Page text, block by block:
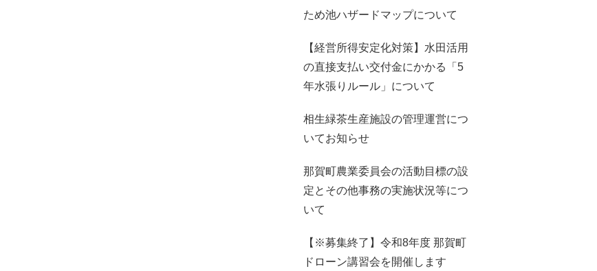
ため池ハザードマップについて
【経営所得安定化対策】水田活用
の直接支払い交付金にかかる「5
年水張りルール」について
相生緑茶生産施設の管理運営につ
いてお知らせ
那賀町農業委員会の活動目標の設
定とその他事務の実施状況等につ
いて
【※募集終了】令和8年度 那賀町
ドローン講習会を開催します